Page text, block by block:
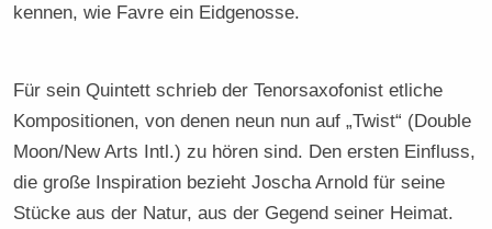
kennen, wie Favre ein Eidgenosse.
Für sein Quintett schrieb der Tenorsaxofonist etliche
Kompositionen, von denen neun nun auf „Twist“ (Double
Moon/New Arts Intl.) zu hören sind. Den ersten Einfluss,
die große Inspiration bezieht Joscha Arnold für seine
Stücke aus der Natur, aus der Gegend seiner Heimat.